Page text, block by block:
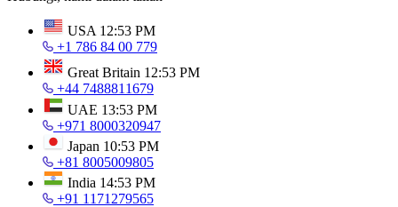
USA 12:53 PM
+1 786 84 00 779
Great Britain 12:53 PM
+44 7488811679
UAE 13:53 PM
+971 8000320947
Japan 10:53 PM
+81 8005009805
India 14:53 PM
+91 1171279565